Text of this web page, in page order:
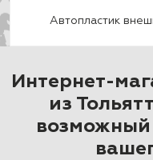
Автопластик
Интернет-
из
возможный